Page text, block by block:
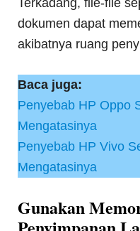
Terkadang, file-file
dokumen dapat
akibatnya ruang
Baca juga:
Penyebab HP Oppo
Mengatasinya
Penyebab HP Vivo
Mengatasinya
Gunakan